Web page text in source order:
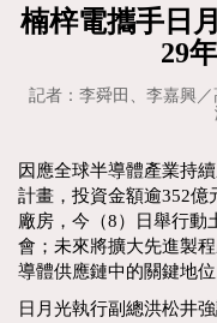
楠梓電攜手日
29
記者：李舜田、李嘉興／
因應全球半導體產業持
計畫，投資金額逾352億
廠房，今（8）日舉行動
會；未來將擴大先進製
導體供應鏈中的關鍵地位
日月光執行副總洪松井